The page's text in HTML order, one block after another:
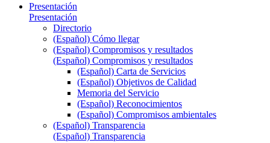
Presentación
Presentación
Directorio
(Español) Cómo llegar
(Español) Compromisos y resultados
(Español) Compromisos y resultados
(Español) Carta de Servicios
(Español) Objetivos de Calidad
Memoria del Servicio
(Español) Reconocimientos
(Español) Compromisos ambientales
(Español) Transparencia
(Español) Transparencia